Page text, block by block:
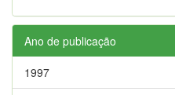
Ano de publicação
1997